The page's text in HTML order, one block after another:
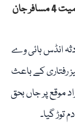
سیہون، تیز رفتار کوچ الٹنے سے 2 خواتین سمیت 4 مسافر جان
انڈس ہائی وے
رفتاری کے باعث
حادثے میں 2 خواتین سمیت 3 افراد موقع پر جاں بحق
توڑ گیا۔